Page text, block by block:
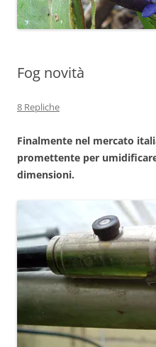
Fog novità
8 Repliche
Finalmente nel mercato
promettente per
dimensioni.